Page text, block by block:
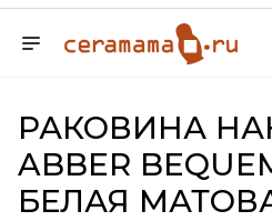
РАКОВИНА
ABBER
БЕЛАЯ